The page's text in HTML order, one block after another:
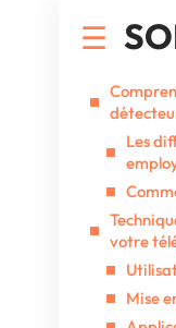
Les
votre
Mise